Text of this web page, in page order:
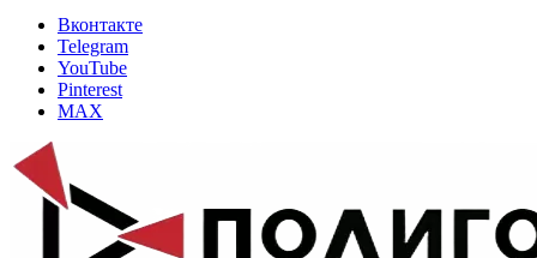
Вконтакте
Telegram
YouTube
Pinterest
MAX